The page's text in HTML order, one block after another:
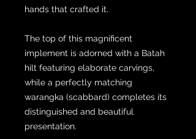
hands that crafted it.
The top of this magnificent
implement is adorned with a Batah
hilt featuring elaborate carvings,
while a perfectly matching
warangka (scabbard) completes its
distinguished and beautiful
presentation.